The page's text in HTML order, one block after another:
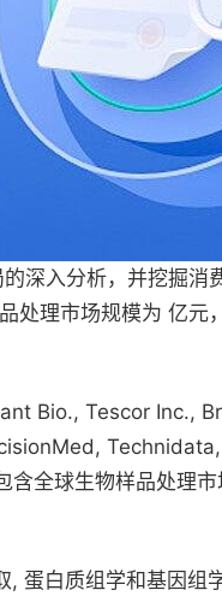
深入分析，并挖掘
理市场规模为 亿元
Bio., Tescor Inc.,
球生物样品处理市
蛋白质组学和基因组